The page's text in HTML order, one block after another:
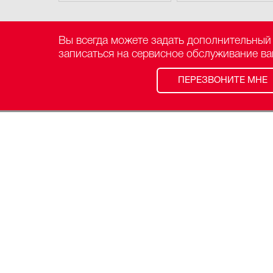
Вы всегда можете задать
записаться на сервисное обслуживание
ПЕРЕЗВОНИТЕ МНЕ